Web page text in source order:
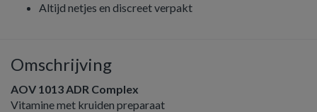
Altijd netjes en discreet verpakt
Omschrijving
AOV 1013 ADR Complex
Vitamine met kruiden preparaat